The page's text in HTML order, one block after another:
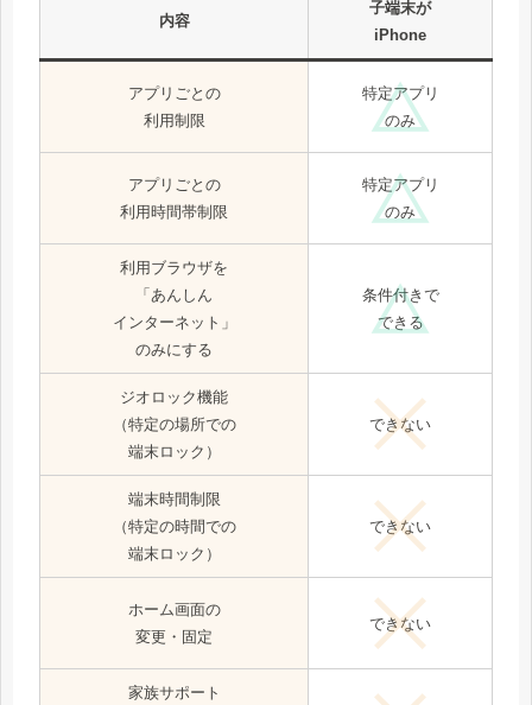
内容
子端末が
iPhone
アプリごとの
利用制限
特定アプリ
のみ
アプリごとの
利用時間帯制限
特定アプリ
のみ
利用ブラウザを
「あんしん
インターネット」
のみにする
条件付きで
できる
ジオロック機能
（特定の場所での
端末ロック）
できない
端末時間制限
（特定の時間での
端末ロック）
できない
ホーム画面の
変更・固定
できない
家族サポート